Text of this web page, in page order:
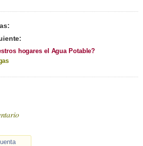
hogares el Agua Potable?